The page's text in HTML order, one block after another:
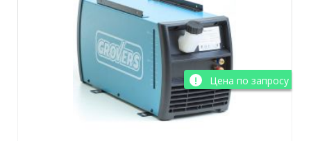
Цена по запросу